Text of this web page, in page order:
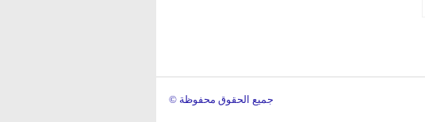
© جميع الحقوق محفوظة